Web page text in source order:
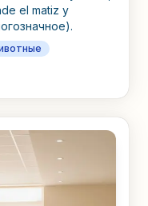
el matiz y